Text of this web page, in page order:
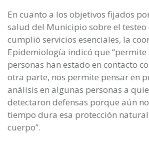
En cuanto a los objetivos fijados
salud del Municipio sobre el testeo
cumplió servicios esenciales, la
Epidemiología indicó que “permite
personas han estado en contacto
otra parte, nos permite pensar en
análisis en algunas personas a
detectaron defensas porque aún
tiempo dura esa protección
cuerpo”.